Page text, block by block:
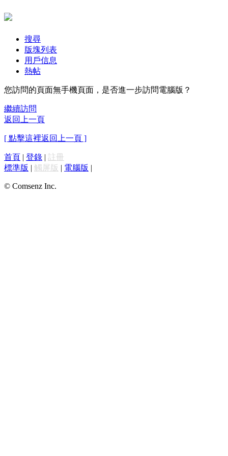
搜尋
版塊列表
用戶信息
熱帖
您訪問的頁面無手機頁面，是否進一步訪問電腦版？
繼續訪問
返回上一頁
[ 點擊這裡返回上一頁 ]
首頁 | 登錄 | 註冊
標準版 | 觸屏版 | 電腦版 |
© Comsenz Inc.